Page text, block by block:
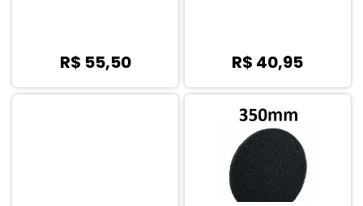
R$ 55,50 R$ 40,95